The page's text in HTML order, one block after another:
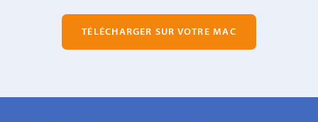
TÉLÉCHARGER SUR VOTRE MAC